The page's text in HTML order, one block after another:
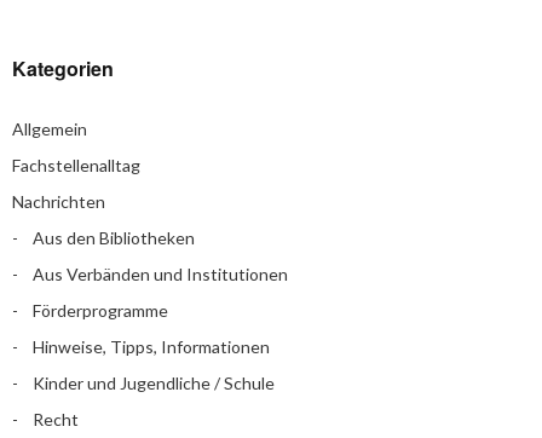
Kategorien
Allgemein
Fachstellenalltag
Nachrichten
Aus den Bibliotheken
Aus Verbänden und Institutionen
Förderprogramme
Hinweise, Tipps, Informationen
Kinder und Jugendliche / Schule
Recht